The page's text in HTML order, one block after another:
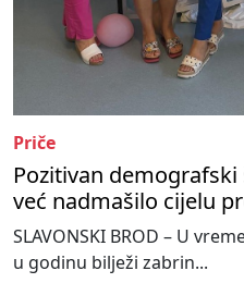
Priče
Pozitivan
već nadmašilo cijelu
SLAVONSKI BROD – U
u godinu bilježi zabrin...